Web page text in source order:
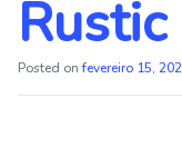
Rustic
Posted onfevereiro 15,